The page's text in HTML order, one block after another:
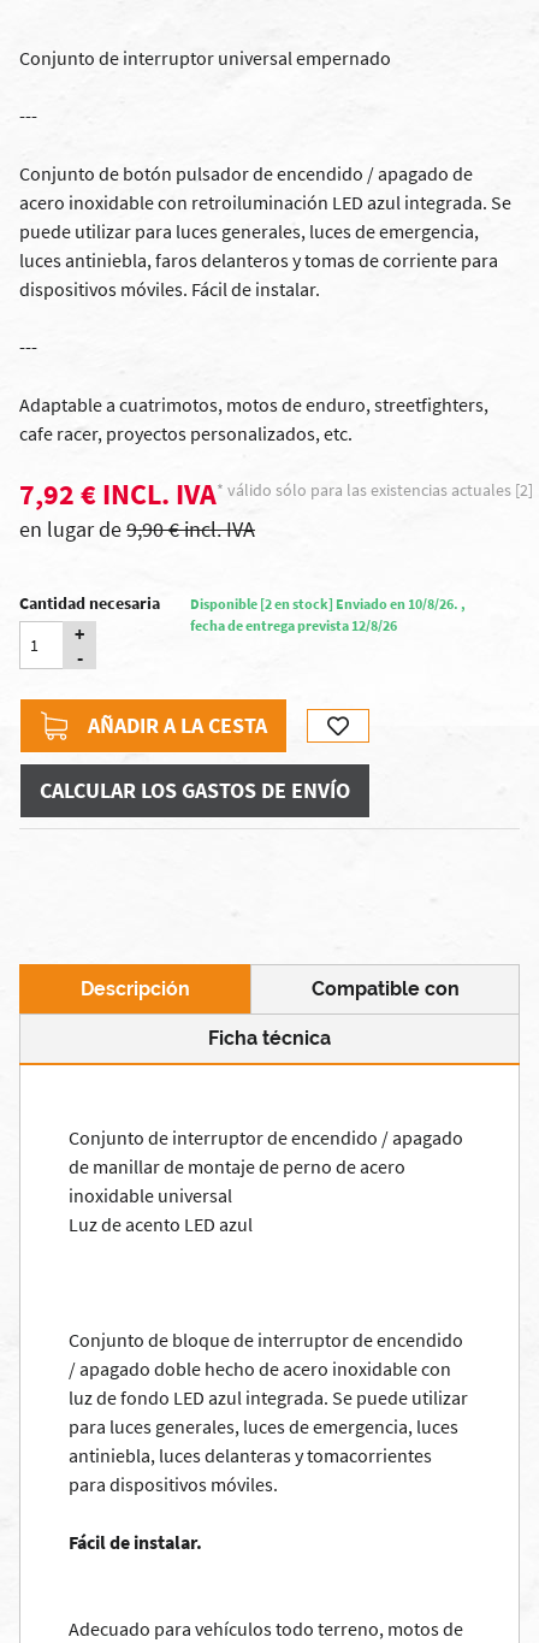
Conjunto de interruptor universal empernado
---
Conjunto de botón pulsador de encendido / apagado de
acero inoxidable con retroiluminación LED azul integrada. Se
puede utilizar para luces generales, luces de emergencia,
luces antiniebla, faros delanteros y tomas de corriente para
dispositivos móviles. Fácil de instalar.
---
Adaptable a cuatrimotos, motos de enduro, streetfighters,
cafe racer, proyectos personalizados, etc.
7,92 € INCL. IVA* válido sólo para las existencias actuales [2]
en lugar de9,90 € incl. IVA
Cantidad necesaria
+
-
Disponible [2 en stock] Enviado en 10/8/26. ,
fecha de entrega prevista 12/8/26
AÑADIR A LA CESTA
CALCULAR LOS GASTOS DE ENVÍO
Descripción Compatible con
Ficha técnica
Conjunto de interruptor de encendido / apagado
de manillar de montaje de perno de acero
inoxidable universal
Luz de acento LED azul
Conjunto de bloque de interruptor de encendido
/ apagado doble hecho de acero inoxidable con
luz de fondo LED azul integrada. Se puede utilizar
para luces generales, luces de emergencia, luces
antiniebla, luces delanteras y tomacorrientes
para dispositivos móviles.
Fácil de instalar.
Adecuado para vehículos todo terreno, motos de